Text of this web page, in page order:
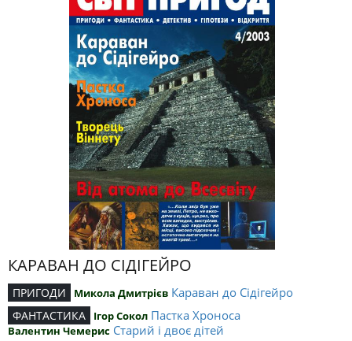
КАРАВАН ДО СІДІГЕЙРО
ПРИГОДИ Микола Дмитрієв Караван до Сідігейро
ФАНТАСТИКА Ігор Сокол Пастка Хроноса
Валентин Чемерис Старий і двоє дітей